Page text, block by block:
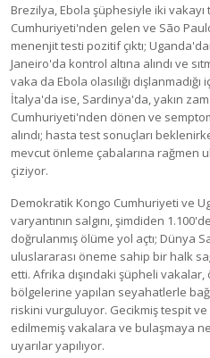
Brezilya, Ebola şüphesiyle iki
Cumhuriyeti'nden gelen ve São
menenjit testi pozitif çıktı;
Janeiro'da kontrol altına alındı ve
vaka da Ebola olasılığı
İtalya'da ise, Sardinya'da, yakın
Cumhuriyeti'nden dönen ve
alındı; hasta test sonuçları
mevcut önleme çabalarına rağmen
çiziyor.
Demokratik Kongo Cumhuriyeti ve
varyantının salgını, şimdiden
doğrulanmış ölüme yol açtı; Dünya
uluslararası öneme sahip bir halk
etti. Afrika dışındaki şüpheli
bölgelerine yapılan seyahatlerle
riskini vurguluyor. Gecikmiş tespit
edilmemiş vakalara ve bulaşmaya
uyarılar yapılıyor.